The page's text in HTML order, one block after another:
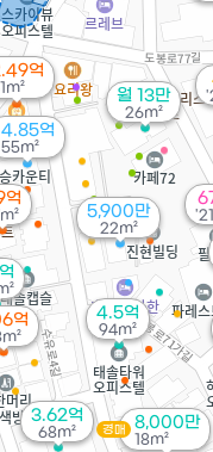
억
8,000만
18m²
경매
월 13만
26m²
4.85억
55m²
억
4.5억
94m²
5,900만
22m²
억
3.62억
68m²